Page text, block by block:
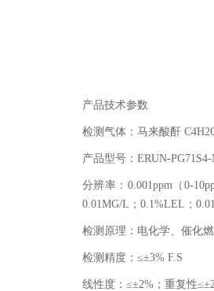
产品技术参数
检测气体：马来酸酐
产品型号： ERUN-
分辨率： 0.001ppm（ 0-
0.01MG/L ； 0.1%LEL ；
检测原理： 电化学、催化
检测精度：≤±3% F.S
线性度：≤±2% ；重复性≤±